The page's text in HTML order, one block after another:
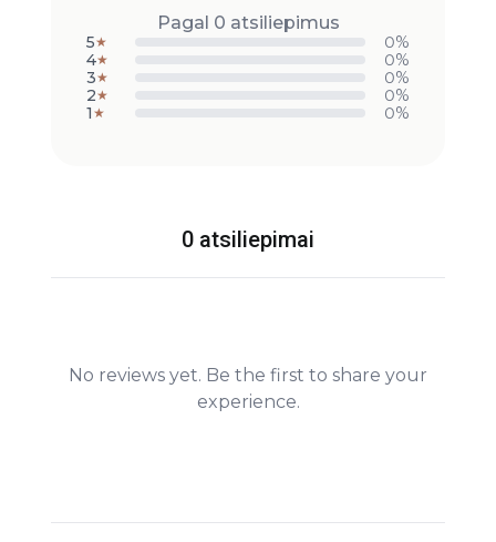
Pagal 0 atsiliepimus
5★
0%
4★
0%
3★
0%
2★
0%
1 ★ 0%
0 atsiliepimai
No reviews yet. Be the first to share your
experience.